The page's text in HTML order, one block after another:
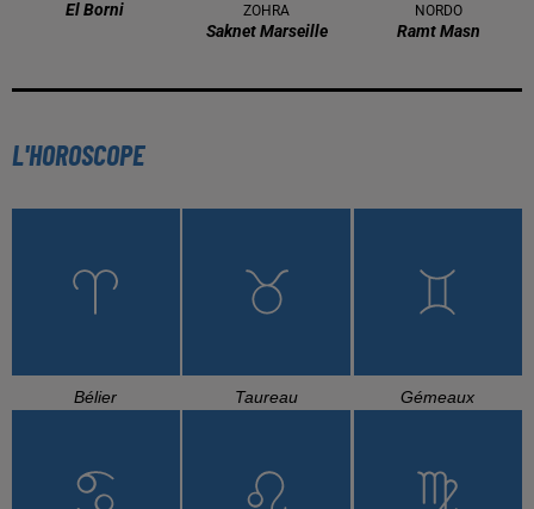
El Borni
ZOHRA
Saknet Marseille
NORDO
Ramt Masn
L'HOROSCOPE
Bélier Taureau Gémeaux